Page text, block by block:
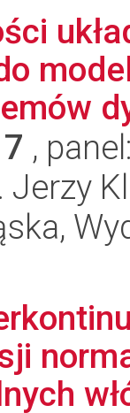
,
Jerzy